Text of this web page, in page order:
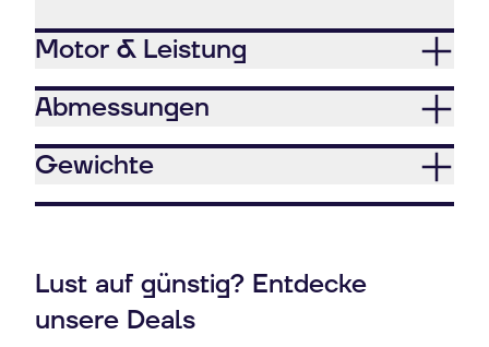
Motor & Leistung
Abmessungen
Gewichte
Lust auf günstig? Entdecke
unsere Deals